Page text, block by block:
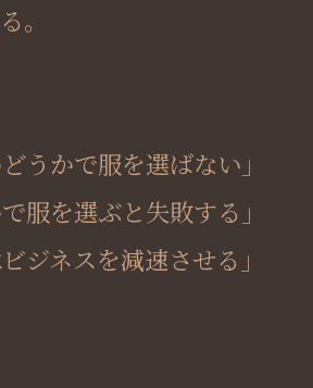
。
うかで服を選ばない」
服を選ぶと失敗する」
ジネスを減速させる」